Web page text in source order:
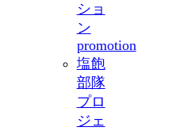
ショ
ン
promotion
塩飽
部隊
プロ
ジェ